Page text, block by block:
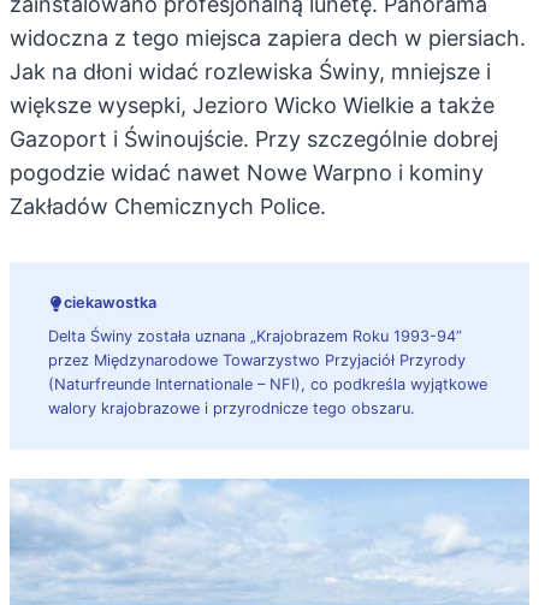
widoczna z tego miejsca zapiera dech w piersiach.
Jak na dłoni widać rozlewiska Świny, mniejsze i
większe wysepki, Jezioro Wicko Wielkie a także
Gazoport i Świnoujście. Przy szczególnie dobrej
pogodzie widać nawet Nowe Warpno i kominy
Zakładów Chemicznych Police.
ciekawostka
Delta Świny została uznana „Krajobrazem Roku 1993-94”
przez Międzynarodowe Towarzystwo Przyjaciół Przyrody
(Naturfreunde Internationale – NFI), co podkreśla wyjątkowe
walory krajobrazowe i przyrodnicze tego obszaru.